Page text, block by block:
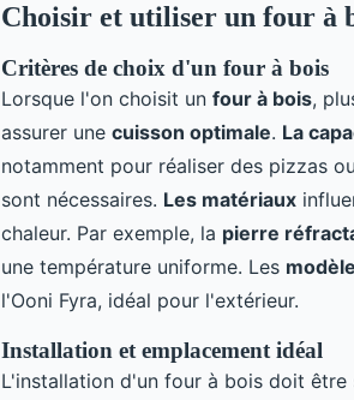
Choisir et utiliser un four à
Critères de choix d'un four à bois
Lorsque l'on choisit un four à bois,
assurer une cuisson optimale. La
notamment pour réaliser des pizzas
sont nécessaires. Les matériaux
chaleur. Par exemple, la pierre
une température uniforme. Les
l'Ooni Fyra, idéal pour l'extérieur.
Installation et emplacement idéal
L'installation d'un four à bois doit être